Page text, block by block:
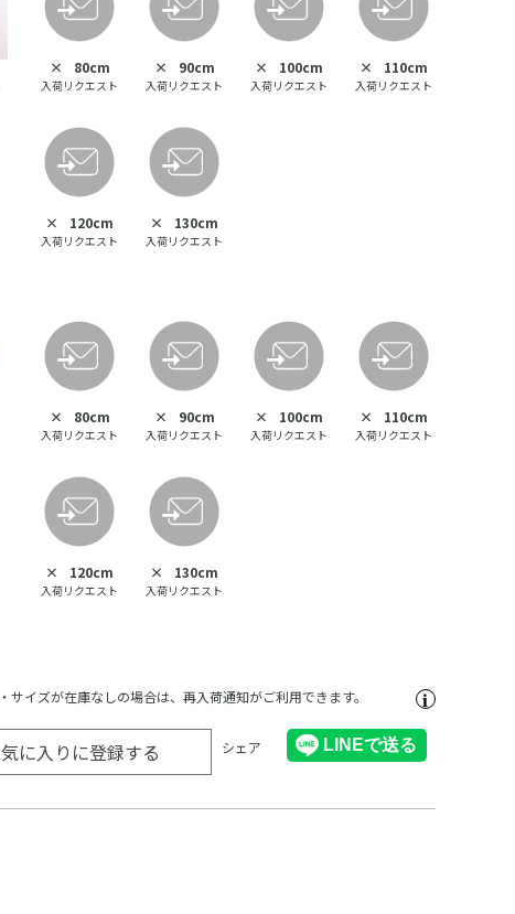
× 80cm
入荷リクエスト
× 90cm
入荷リクエスト
× 100cm
入荷リクエスト
× 110cm
入荷リクエスト
× 120cm
入荷リクエスト
× 130cm
入荷リクエスト
× 80cm
入荷リクエスト
× 90cm
入荷リクエスト
× 100cm
入荷リクエスト
× 110cm
入荷リクエスト
× 120cm
入荷リクエスト
× 130cm
入荷リクエスト
サイズが在庫なしの場合は、再入荷通知がご利用できます。
に入りに登録する シェア